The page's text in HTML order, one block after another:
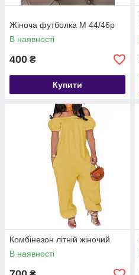
Жіноча футболка М 44/46р
В наявності
400 ₴
Купити
Комбінезон літній жіночий
В наявності